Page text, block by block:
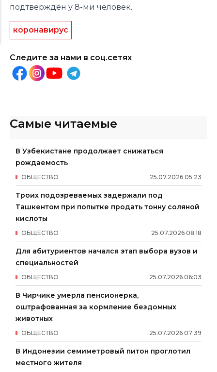
подтверждён у 8-ми человек.
коронавирус
Следите за нами в соц.сетях
Самые читаемые
В Узбекистане продолжает снижаться
рождаемость
25.07.2026 05:23
ОБЩЕСТВО
Троих подозреваемых задержали под
Ташкентом при попытке продать тонну соляной
кислоты
25.07.2026 08:18
ОБЩЕСТВО
Для абитуриентов начался этап выбора вузов и
специальностей
25.07.2026 06:03
ОБЩЕСТВО
В Чирчике умерла пенсионерка,
оштрафованная за кормление бездомных
животных
25.07.2026 07:39
ОБЩЕСТВО
В Индонезии семиметровый питон проглотил
местного жителя